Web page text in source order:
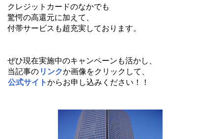
クレジットカードのなかでも
驚愕の高還元に加えて、
付帯サービスも超充実しております。
ぜひ現在実施中のキャンペーンも活かし、
当記事の リンクか画像をクリックして、
公式サイトからお申し込みください！！